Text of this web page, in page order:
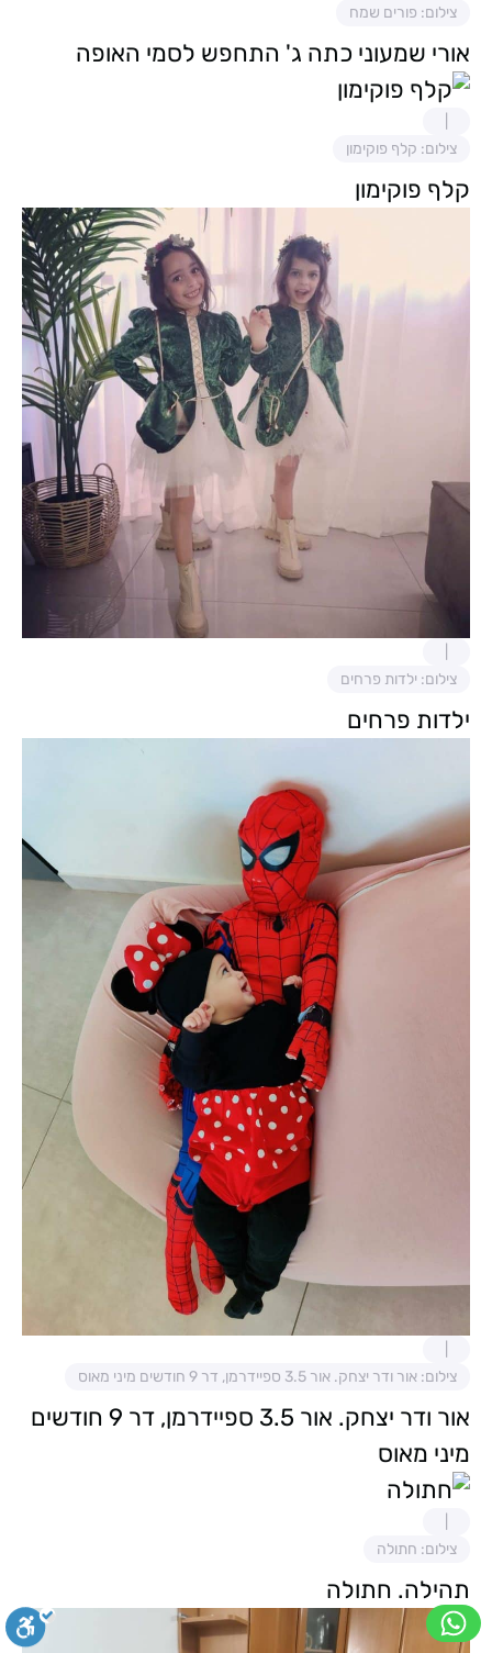
צילום: פורים שמח
אורי שמעוני כתה ג' התחפש לסמי האופה
צילום: קלף פוקימון
קלף פוקימון
צילום: ילדות פרחים
ילדות פרחים
צילום: אור ודר יצחק. אור 3.5 ספיידרמן, דר 9 חודשים מיני מאוס
אור ודר יצחק. אור 3.5 ספיידרמן, דר 9 חודשים
מיני מאוס
צילום: חתולה
תהילה. חתולה